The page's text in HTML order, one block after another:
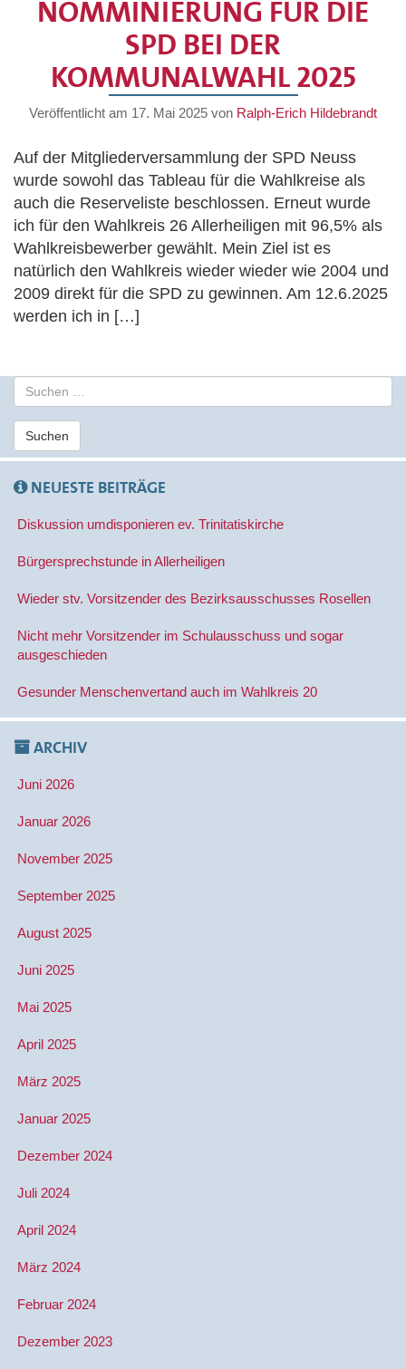
NOMMINIERUNG FÜR DIE
SPD BEI DER
KOMMUNALWAHL 2025
Veröffentlicht am 17. Mai 2025 von Ralph-Erich Hildebrandt
Auf der Mitgliederversammlung der SPD Neuss
wurde sowohl das Tableau für die Wahlkreise als
auch die Reserveliste beschlossen. Erneut wurde
ich für den Wahlkreis 26 Allerheiligen mit 96,5% als
Wahlkreisbewerber gewählt. Mein Ziel ist es
natürlich den Wahlkreis wieder wieder wie 2004 und
2009 direkt für die SPD zu gewinnen. Am 12.6.2025
werden ich in […]
u
c
e
n
a
c
Suchen
NEUESTE BEITRÄGE
Diskussion umdisponieren ev. Trinitatiskirche
Bürgersprechstunde in Allerheiligen
Wieder stv. Vorsitzender des Bezirksausschusses Rosellen
Nicht mehr Vorsitzender im Schulausschuss und sogar
ausgeschieden
Gesunder Menschenvertand auch im Wahlkreis 20
ARCHIV
Juni 2026
Januar 2026
November 2025
September 2025
August 2025
Juni 2025
Mai 2025
April 2025
März 2025
Januar 2025
Dezember 2024
Juli 2024
April 2024
März 2024
Februar 2024
Dezember 2023